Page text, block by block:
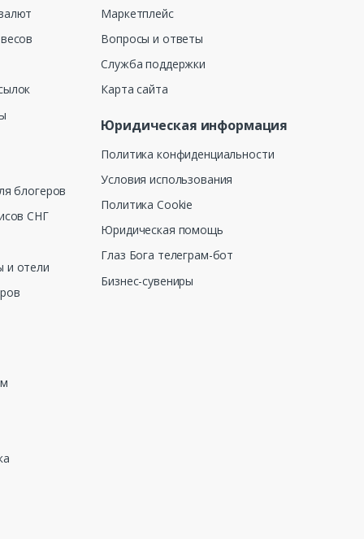
блогеров
СНГ
и отели
Маркетплейс
Вопросы и ответы
Служба поддержки
Карта сайта
Юридическая информация
Политика конфиденциальности
Условия использования
Политика Cookie
Юридическая помощь
Глаз Бога телеграм-бот
Бизнес-сувениры